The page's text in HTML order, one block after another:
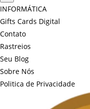
resultados
INFORMÁTICA
Gifts Cards Digital
Contato
Rastreios
Seu Blog
Sobre Nós
Politica de Privacidade